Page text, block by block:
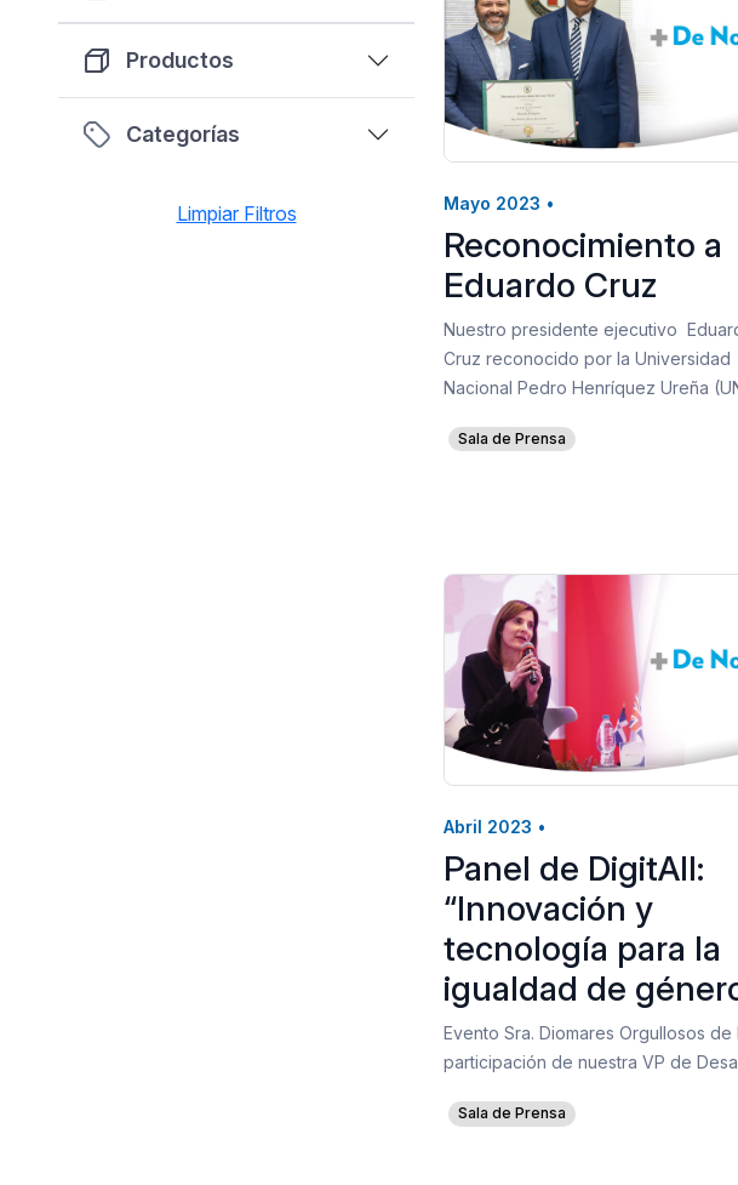
Productos
Categorías
Limpiar Filtros Mayo 2023 •
Reconocimiento a
Eduardo Cruz
Nuestro presidente ejecutivo
Cruz reconocido por la Universidad
Nacional Pedro Henríquez Ureña
Sala de Prensa
Abril 2023 •
Panel de DigitAll:
“Innovación y
tecnología para la
igualdad de
Evento Sra. Diomares Orgullosos de
participación de nuestra VP de
Sala de Prensa